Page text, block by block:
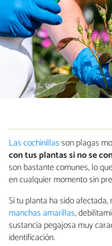
Las cochinillasson plagas
con tus plantas si no se
son bastante comunes, lo
en cualquier momento sin
Si tu planta ha sido
manchas amarillas,
sustancia pegajosa muy
identificación.